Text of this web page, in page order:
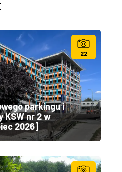
22
parkingu i
KSW nr 2 w
2026]